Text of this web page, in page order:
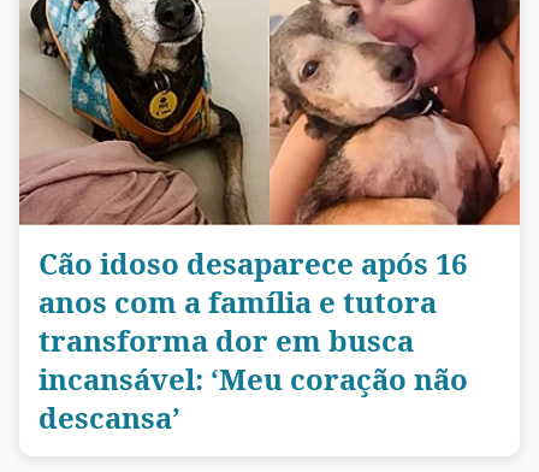
Cão idoso desaparece após 16
anos com a família e tutora
transforma dor em busca
incansável: ‘Meu coração não
descansa’